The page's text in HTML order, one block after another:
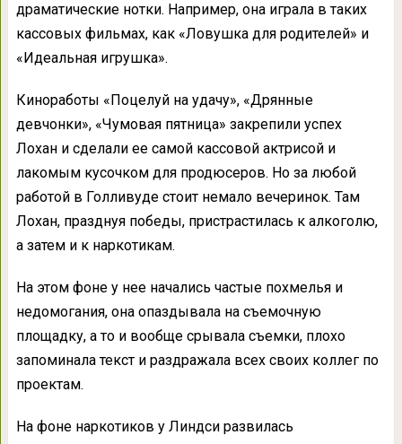
драматические нотки. Например, она играла в таких
кассовых фильмах, как «Ловушка для родителей» и
«Идеальная игрушка».
Киноработы «Поцелуй на удачу», «Дрянные
девчонки», «Чумовая пятница» закрепили успех
Лохан и сделали ее самой кассовой актрисой и
лакомым кусочком для продюсеров. Но за любой
работой в Голливуде стоит немало вечеринок. Там
Лохан, празднуя победы, пристрастилась к алкоголю,
а затем и к наркотикам.
На этом фоне у нее начались частые похмелья и
недомогания, она опаздывала на съемочную
площадку, а то и вообще срывала съемки, плохо
запоминала текст и раздражала всех своих коллег по
проектам.
На фоне наркотиков у Линдси развилась